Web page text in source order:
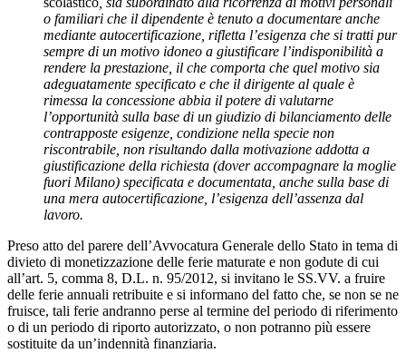
o familiari che il dipendente è tenuto a documentare anche
mediante autocertificazione, rifletta l’esigenza che si tratti pur
sempre di un motivo idoneo a giustificare l’indisponibilità a
rendere la prestazione, il che comporta che quel motivo sia
adeguatamente specificato e che il dirigente al quale è
rimessa la concessione abbia il potere di valutarne
l’opportunità sulla base di un giudizio di bilanciamento delle
contrapposte esigenze, condizione nella specie non
riscontrabile, non risultando dalla motivazione addotta a
giustificazione della richiesta (dover accompagnare la moglie
fuori Milano) specificata e documentata, anche sulla base di
una mera autocertificazione, l’esigenza dell’assenza dal
lavoro.
Preso atto del parere dell’Avvocatura Generale dello Stato in tema di
divieto di monetizzazione delle ferie maturate e non godute di cui
all’art. 5, comma 8, D.L. n. 95/2012, si invitano le SS.VV. a fruire
delle ferie annuali retribuite e si informano del fatto che, se non se ne
fruisce, tali ferie andranno perse al termine del periodo di riferimento
o di un periodo di riporto autorizzato, o non potranno più essere
sostituite da un’indennità finanziaria.